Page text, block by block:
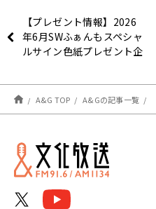
【プレゼント情報】2026
年6月SWふぁんもスペシャ
ルサイン色紙プレゼント企
A&G TOP A&Gの記事一覧